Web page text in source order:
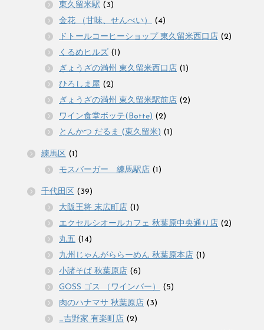
東久留米駅 (3)
金花 （甘味、せんべい）
(4)
ドトールコーヒーショップ 東久留米西口店 (2)
くるめヒルズ (1)
ぎょうざの満州 東久留米西口店 (1)
ひろしま屋 (2)
ぎょうざの満州 東久留米駅前店 (2)
ワイン食堂ボッテ(Botte) (2)
とんかつ だるま (東久留米) (1)
練馬区 (1)
モスバーガー 練馬駅店 (1)
千代田区 (39)
大阪王将 末広町店 (1)
エクセルシオールカフェ 秋葉原中央通り店 (2)
丸五 (14)
九州じゃんがららーめん 秋葉原本店 (1)
小諸そば 秋葉原店 (6)
GOSS ゴス （ワインバー）
(5)
肉のハナマサ 秋葉原店 (3)
_吉野家 有楽町店 (2)